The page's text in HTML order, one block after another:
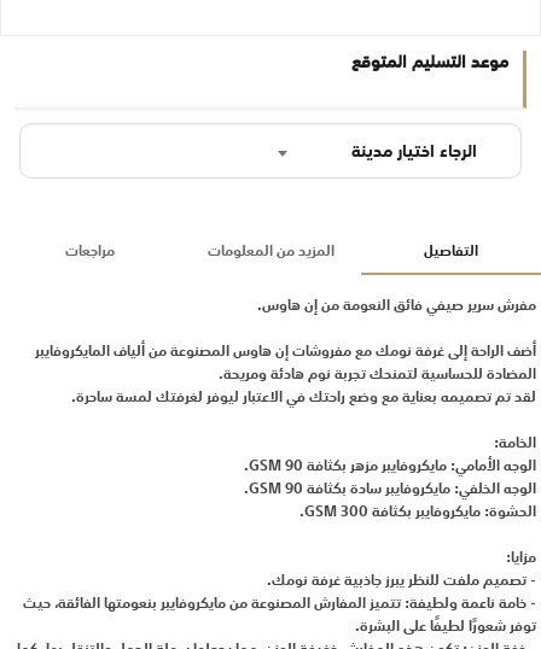
موعد التسليم المتوقع
الرجاء اختيار مدينة
التفاصيل
مفرش سرير صيفي فائق النعومة من إن هاوس.
أضف الراحة إلى غرفة نومك مع مفروشات إن هاوس المصنوعة من ألياف المايكروفايبر
المضادة للحساسية لتمنحك تجربة نوم هادئة ومريحة.
لقد تم تصميمه بعناية مع وضع راحتك في الاعتبار ليوفر لغرفتك لمسة ساحرة.
الخامة:
الوجه الأمامي: مايكروفايبر مزهر بكثافة 90 GSM.
الوجه الخلفي: مايكروفايبر سادة بكثافة 90 GSM.
الحشوة: مايكروفايبر بكثافة 300 GSM.
مزايا:
- تصميم ملفت للنظر يبرز جاذبية غرفة نومك.
- خامة ناعمة ولطيفة: تتميز المفارش المصنوعة من مايكروفايبر بنعومتها الفائقة، حيث
توفر شعورًا لطيفًا على البشرة.
المزيد من المعلومات مراجعات